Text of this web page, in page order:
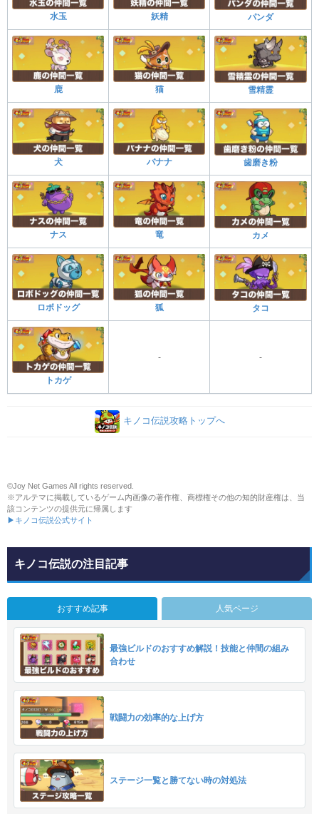
水玉 妖精 パンダ
鹿 猫 雪精霊
犬 バナナ 歯磨き粉
ナス 竜 カメ
ロボドッグ 狐 タコ
トカゲ
- -
キノコ伝説攻略トップへ
©Joy Net Games All rights reserved.
※アルテマに掲載しているゲーム内画像の著作権、商標権その他の知的財産権は、当
該コンテンツの提供元に帰属します
▶キノコ伝説公式サイト
キノコ伝説の注目記事
おすすめ記事 人気ページ
最強ビルドのおすすめ解説！技能と仲間の組み
合わせ
戦闘力の効率的な上げ方
ステージ一覧と勝てない時の対処法